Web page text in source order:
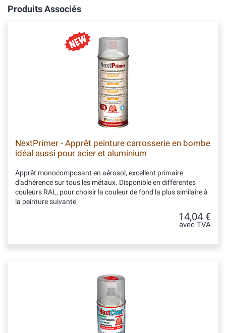
Produits Associés
NextPrimer - Apprêt peinture carrosserie en bombe
idéal aussi pour acier et aluminium
Apprêt monocomposant en aérosol, excellent primaire
d'adhérence sur tous les métaux. Disponible en différentes
couleurs RAL, pour choisir la couleur de fond la plus similaire à
la peinture suivante
14,04 €
avec TVA